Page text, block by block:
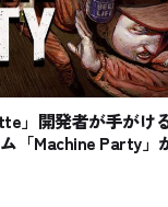
」開発者が手がけ
「Machine Party」